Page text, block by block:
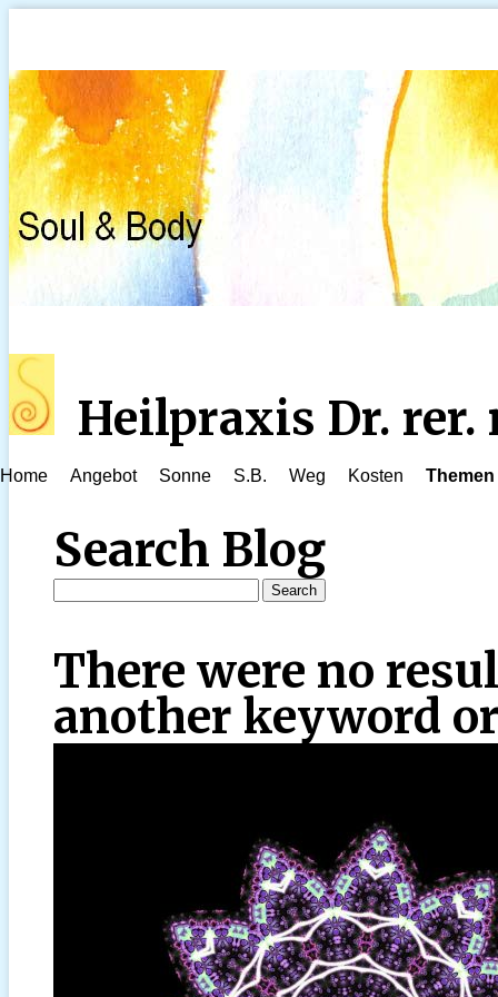
Heilpraxis Dr. rer.
Home Angebot Sonne S.B. Weg Kosten Themen
Search Blog
There were no
another keyword